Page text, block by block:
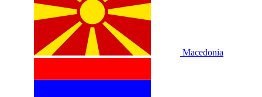
Macedonia